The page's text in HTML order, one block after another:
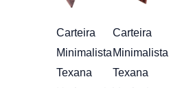
Carteira
Minimalista
Texana
Carteira
Minimalista
Texana